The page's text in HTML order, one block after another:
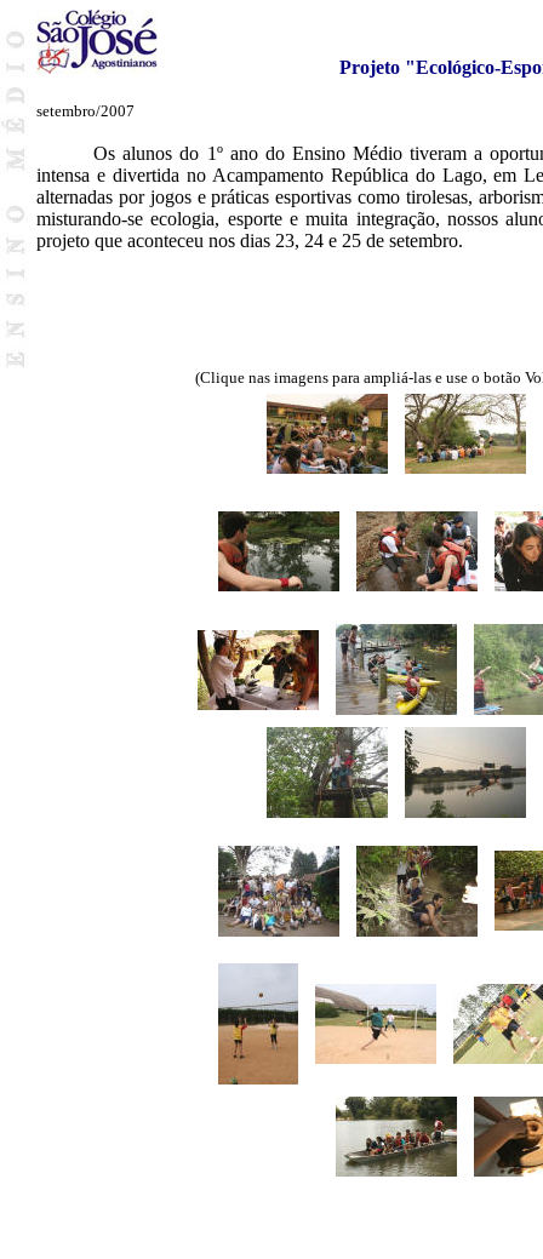
Projeto "Ecológico-
setembro/2007
Os alunos do 1º ano do Ensino Médio tiveram a
intensa e divertida no Acampamento República do Lago, em
alternadas por jogos e práticas esportivas como tirolesas,
misturando-se ecologia, esporte e muita integração, nossos
projeto que aconteceu nos dias 23, 24 e 25 de setembro.
(Clique nas imagens para ampliá-las e use o botão